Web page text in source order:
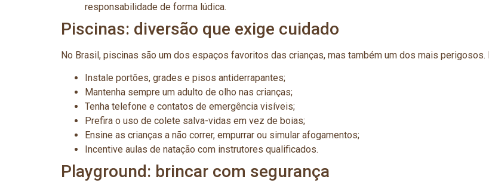
responsabilidade de forma lúdica.
Piscinas: diversão que exige cuidado
No Brasil, piscinas são um dos espaços favoritos das crianças, mas também um dos mais perigosos.
Instale portões, grades e pisos antiderrapantes;
Mantenha sempre um adulto de olho nas crianças;
Tenha telefone e contatos de emergência visíveis;
Prefira o uso de colete salva-vidas em vez de boias;
Ensine as crianças a não correr, empurrar ou simular afogamentos;
Incentive aulas de natação com instrutores qualificados.
Playground: brincar com segurança